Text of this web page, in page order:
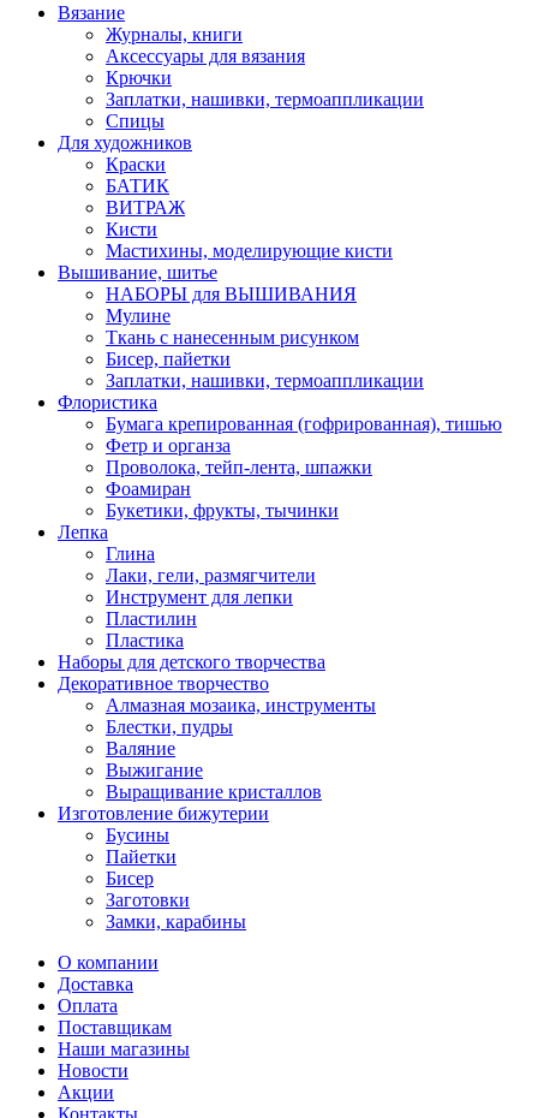
Вязание
Журналы, книги
Аксессуары для вязания
Крючки
Заплатки, нашивки, термоаппликации
Спицы
Для художников
Краски
БАТИК
ВИТРАЖ
Кисти
Мастихины, моделирующие кисти
Вышивание, шитье
НАБОРЫ для ВЫШИВАНИЯ
Мулине
Ткань с нанесенным рисунком
Бисер, пайетки
Заплатки, нашивки, термоаппликации
Флористика
Бумага крепированная (гофрированная), тишью
Фетр и органза
Проволока, тейп-лента, шпажки
Фоамиран
Букетики, фрукты, тычинки
Лепка
Глина
Лаки, гели, размягчители
Инструмент для лепки
Пластилин
Пластика
Наборы для детского творчества
Декоративное творчество
Алмазная мозаика, инструменты
Блестки, пудры
Валяние
Выжигание
Выращивание кристаллов
Изготовление бижутерии
Бусины
Пайетки
Бисер
Заготовки
Замки, карабины
О компании
Доставка
Оплата
Поставщикам
Наши магазины
Новости
Акции
Контакты